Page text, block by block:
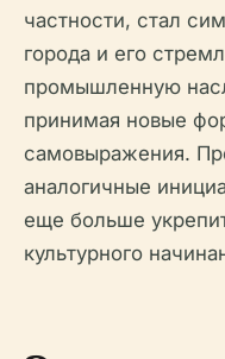
частности, стал
города и его
промышленную
принимая новые
самовыражения.
аналогичные
еще больше
культурного